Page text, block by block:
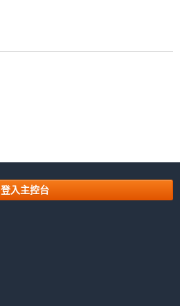
登入主控台